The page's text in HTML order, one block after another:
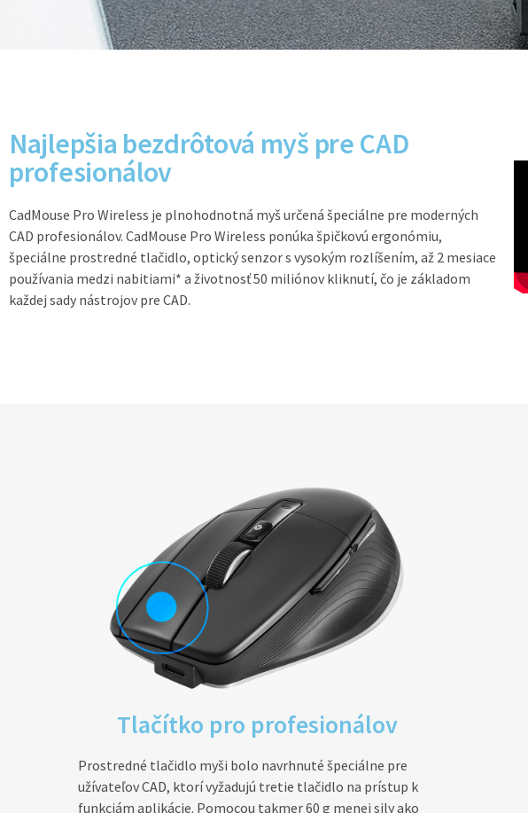
Najlepšia bezdrôtová myš pre CAD
profesionálov
CadMouse Pro Wireless je plnohodnotná myš určená špeciálne pre moderných
CAD profesionálov. CadMouse Pro Wireless ponúka špičkovú ergonómiu,
špeciálne prostredné tlačidlo, optický senzor s vysokým rozlíšením, až 2 mesiace
používania medzi nabitiami* a životnosť 50 miliónov kliknutí, čo je základom
každej sady nástrojov pre CAD.
Tlačítko pro profesionálov
Prostredné tlačidlo myši bolo navrhnuté špeciálne pre
užívateľov CAD, ktorí vyžadujú tretie tlačidlo na prístup k
funkciám aplikácie. Pomocou takmer 60 g menej sily ako